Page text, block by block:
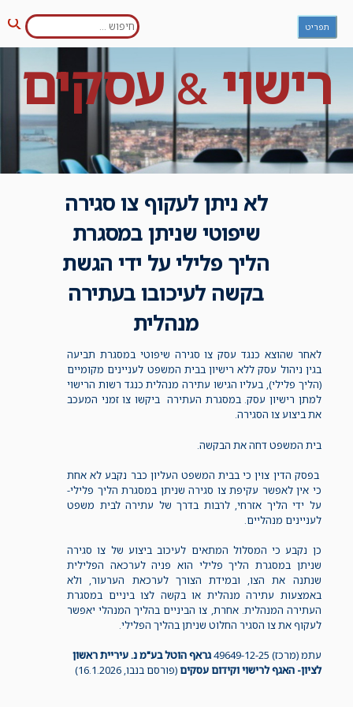
Skip
content
חפש: תפריט
רישוי&עסקים
לא ניתן לעקוף צו סגירה
שיפוטי שניתן במסגרת
הליך פלילי על ידי הגשת
בקשה לעיכובו בעתירה
מנהלית
לאחר שהוצא כנגד עסק צו סגירה שיפוטי במסגרת תביעה
בגין ניהול עסק ללא רישיון בבית המשפט לעניינים מקומיים
(הליך פלילי), בעליו הגישו עתירה מנהלית כנגד רשות הרישוי
למתן רישיון עסק. במסגרת העתירה ביקשו צו זמני המעכב
את ביצוע צו הסגירה.
בית המשפט דחה את הבקשה.
בפסק הדין צוין כי בבית המשפט העליון כבר נקבע לא אחת
כי אין לאפשר עקיפת צו סגירה שניתן במסגרת הליך פלילי-
על ידי הליך אזרחי, לרבות בדרך של עתירה לבית משפט
לעניינים מנהליים.
כן נקבע כי המסלול המתאים לעיכוב ביצוע של צו סגירה
שניתן במסגרת הליך פלילי הוא פניה לערכאה הפלילית
שנתנה את הצו, ובמידת הצורך לערכאת הערעור, ולא
באמצעות עתירה מנהלית או בקשה לצו ביניים במסגרת
העתירה המנהלית. אחרת, צו הביניים בהליך המנהלי יאפשר
לעקוף את צו הסגיר החלוט שניתן בהליך הפלילי.
עתמ (מרכז) 49649-12-25
גראף הוטל בע"מ נ. עיריית ראשון
לציון- האגף לרישוי וקידום עסקים (פורסם בנבו, 16.1.2026)